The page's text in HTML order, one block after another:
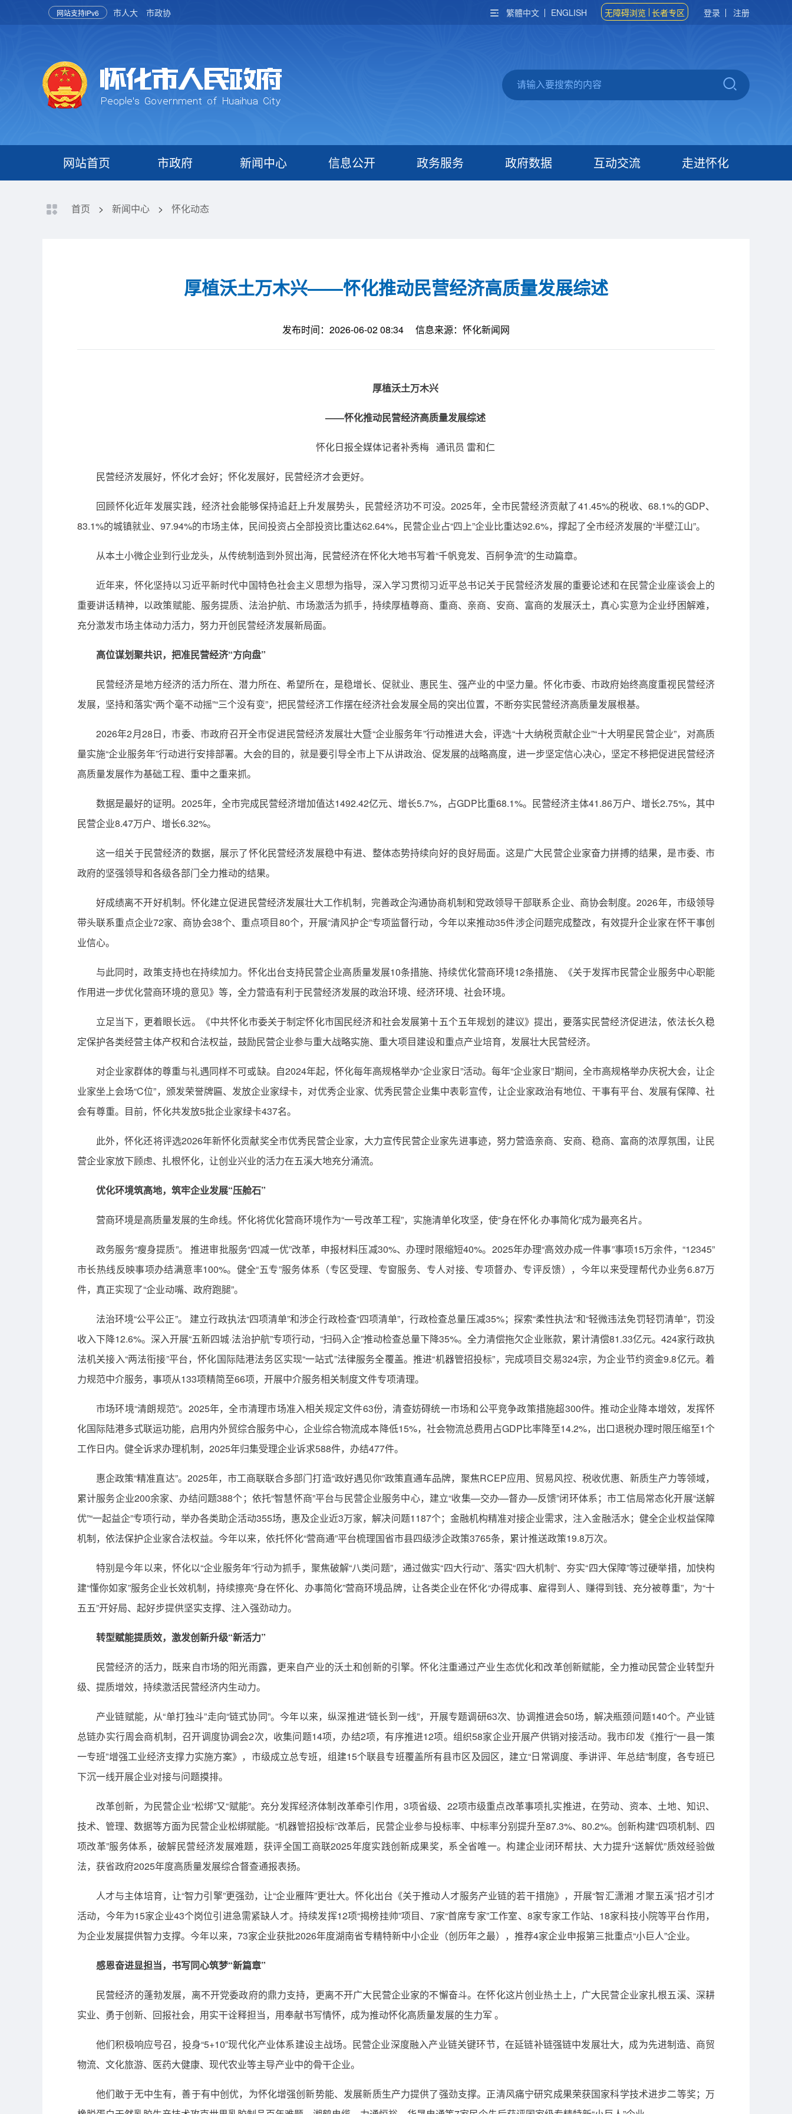
网站支持IPv6 市人大 市政协 繁體中文 ENGLISH 无障碍浏览 长者专区 登录 注册
网站首页 市政府 新闻中心 信息公开 政务服务 政府数据 互动交流 走进怀化
首页 > 新闻中心 > 怀化动态
厚植沃土万木兴——怀化推动民营经济高质量发展综述
发布时间：2026-06-02 08:34 信息来源：怀化新闻网
厚植沃土万木兴
——怀化推动民营经济高质量发展综述
怀化日报全媒体记者补秀梅 通讯员 雷和仁
民营经济发展好，怀化才会好；怀化发展好，民营经济才会更好。
回顾怀化近年发展实践，经济社会能够保持追赶上升发展势头，民营经济功不可没。2025年，全市民营经济贡献了41.45%的税收、68.1%的GDP、
83.1%的城镇就业、97.94%的市场主体，民间投资占全部投资比重达62.64%，民营企业占“四上”企业比重达92.6%，撑起了全市经济发展的“半壁江山”。
从本土小微企业到行业龙头，从传统制造到外贸出海，民营经济在怀化大地书写着“千帆竞发、百舸争流”的生动篇章。
近年来，怀化坚持以习近平新时代中国特色社会主义思想为指导，深入学习贯彻习近平总书记关于民营经济发展的重要论述和在民营企业座谈会上的
重要讲话精神，以政策赋能、服务提质、法治护航、市场激活为抓手，持续厚植尊商、重商、亲商、安商、富商的发展沃土，真心实意为企业纾困解难，
充分激发市场主体动力活力，努力开创民营经济发展新局面。
高位谋划聚共识，把准民营经济“方向盘”
民营经济是地方经济的活力所在、潜力所在、希望所在，是稳增长、促就业、惠民生、强产业的中坚力量。怀化市委、市政府始终高度重视民营经济
发展，坚持和落实“两个毫不动摇”“三个没有变”，把民营经济工作摆在经济社会发展全局的突出位置，不断夯实民营经济高质量发展根基。
2026年2月28日，市委、市政府召开全市促进民营经济发展壮大暨“企业服务年”行动推进大会，评选“十大纳税贡献企业”“十大明星民营企业”，对高质
量实施“企业服务年”行动进行安排部署。大会的目的，就是要引导全市上下从讲政治、促发展的战略高度，进一步坚定信心决心，坚定不移把促进民营经济
高质量发展作为基础工程、重中之重来抓。
数据是最好的证明。2025年，全市完成民营经济增加值达1492.42亿元、增长5.7%，占GDP比重68.1%。民营经济主体41.86万户、增长2.75%，其中
民营企业8.47万户、增长6.32%。
这一组关于民营经济的数据，展示了怀化民营经济发展稳中有进、整体态势持续向好的良好局面。这是广大民营企业家奋力拼搏的结果，是市委、市
政府的坚强领导和各级各部门全力推动的结果。
好成绩离不开好机制。怀化建立促进民营经济发展壮大工作机制，完善政企沟通协商机制和党政领导干部联系企业、商协会制度。2026年，市级领导
带头联系重点企业72家、商协会38个、重点项目80个，开展“清风护企”专项监督行动，今年以来推动35件涉企问题完成整改，有效提升企业家在怀干事创
业信心。
与此同时，政策支持也在持续加力。怀化出台支持民营企业高质量发展10条措施、持续优化营商环境12条措施、《关于发挥市民营企业服务中心职能
作用进一步优化营商环境的意见》等，全力营造有利于民营经济发展的政治环境、经济环境、社会环境。
立足当下，更着眼长远。《中共怀化市委关于制定怀化市国民经济和社会发展第十五个五年规划的建议》提出，要落实民营经济促进法，依法长久稳
定保护各类经营主体产权和合法权益，鼓励民营企业参与重大战略实施、重大项目建设和重点产业培育，发展壮大民营经济。
对企业家群体的尊重与礼遇同样不可或缺。自2024年起，怀化每年高规格举办“企业家日”活动。每年“企业家日”期间，全市高规格举办庆祝大会，让企
业家坐上会场“C位”，颁发荣誉牌匾、发放企业家绿卡，对优秀企业家、优秀民营企业集中表彰宣传，让企业家政治有地位、干事有平台、发展有保障、社
会有尊重。目前，怀化共发放5批企业家绿卡437名。
此外，怀化还将评选2026年新怀化贡献奖全市优秀民营企业家，大力宣传民营企业家先进事迹，努力营造亲商、安商、稳商、富商的浓厚氛围，让民
营企业家放下顾虑、扎根怀化，让创业兴业的活力在五溪大地充分涌流。
优化环境筑高地，筑牢企业发展“压舱石”
营商环境是高质量发展的生命线。怀化将优化营商环境作为“一号改革工程”，实施清单化攻坚，使“身在怀化·办事简化”成为最亮名片。
政务服务“瘦身提质”。 推进审批服务“四减一优”改革，申报材料压减30%、办理时限缩短40%。2025年办理“高效办成一件事”事项15万余件，“12345”
市长热线反映事项办结满意率100%。健全“五专”服务体系（专区受理、专窗服务、专人对接、专项督办、专评反馈），今年以来受理帮代办业务6.87万
件，真正实现了“企业动嘴、政府跑腿”。
法治环境“公平公正”。 建立行政执法“四项清单”和涉企行政检查“四项清单”，行政检查总量压减35%；探索“柔性执法”和“轻微违法免罚轻罚清单”，罚没
收入下降12.6%。深入开展“五新四城·法治护航”专项行动，“扫码入企”推动检查总量下降35%。全力清偿拖欠企业账款，累计清偿81.33亿元。424家行政执
法机关接入“两法衔接”平台，怀化国际陆港法务区实现“一站式”法律服务全覆盖。推进“机器管招投标”，完成项目交易324宗，为企业节约资金9.8亿元。着
力规范中介服务，事项从133项精简至66项，开展中介服务相关制度文件专项清理。
市场环境“清朗规范”。2025年，全市清理市场准入相关规定文件63份，清查妨碍统一市场和公平竞争政策措施超300件。推动企业降本增效，发挥怀
化国际陆港多式联运功能，启用内外贸综合服务中心，企业综合物流成本降低15%，社会物流总费用占GDP比率降至14.2%，出口退税办理时限压缩至1个
工作日内。健全诉求办理机制，2025年归集受理企业诉求588件，办结477件。
惠企政策“精准直达”。2025年，市工商联联合多部门打造“政好遇见你”政策直通车品牌，聚焦RCEP应用、贸易风控、税收优惠、新质生产力等领域，
累计服务企业200余家、办结问题388个；依托“智慧怀商”平台与民营企业服务中心，建立“收集—交办—督办—反馈”闭环体系；市工信局常态化开展“送解
优”“一起益企”专项行动，举办各类助企活动355场，惠及企业近3万家，解决问题1187个；金融机构精准对接企业需求，注入金融活水；健全企业权益保障
机制，依法保护企业家合法权益。今年以来，依托怀化“营商通”平台梳理国省市县四级涉企政策3765条，累计推送政策19.8万次。
特别是今年以来，怀化以“企业服务年”行动为抓手，聚焦破解“八类问题”，通过做实“四大行动”、落实“四大机制”、夯实“四大保障”等过硬举措，加快构
建“懂你如家”服务企业长效机制，持续擦亮“身在怀化、办事简化”营商环境品牌，让各类企业在怀化“办得成事、雇得到人、赚得到钱、充分被尊重”，为“十
五五”开好局、起好步提供坚实支撑、注入强劲动力。
转型赋能提质效，激发创新升级“新活力”
民营经济的活力，既来自市场的阳光雨露，更来自产业的沃土和创新的引擎。怀化注重通过产业生态优化和改革创新赋能，全力推动民营企业转型升
级、提质增效，持续激活民营经济内生动力。
产业链赋能，从“单打独斗”走向“链式协同”。今年以来，纵深推进“链长到一线”，开展专题调研63次、协调推进会50场，解决瓶颈问题140个。产业链
总链办实行周会商机制，召开调度协调会2次，收集问题14项，办结2项，有序推进12项。组织58家企业开展产供销对接活动。我市印发《推行“一县一策
一专班”增强工业经济支撑力实施方案》，市级成立总专班，组建15个联县专班覆盖所有县市区及园区，建立“日常调度、季讲评、年总结”制度，各专班已
下沉一线开展企业对接与问题摸排。
改革创新，为民营企业“松绑”又“赋能”。充分发挥经济体制改革牵引作用，3项省级、22项市级重点改革事项扎实推进，在劳动、资本、土地、知识、
技术、管理、数据等方面为民营企业松绑赋能。“机器管招投标”改革后，民营企业参与投标率、中标率分别提升至87.3%、80.2%。创新构建“四项机制、四
项改革”服务体系，破解民营经济发展难题，获评全国工商联2025年度实践创新成果奖，系全省唯一。构建企业闭环帮扶、大力提升“送解优”质效经验做
法，获省政府2025年度高质量发展综合督查通报表扬。
人才与主体培育，让“智力引擎”更强劲，让“企业雁阵”更壮大。怀化出台《关于推动人才服务产业链的若干措施》，开展“智汇潇湘 才聚五溪”招才引才
活动，今年为15家企业43个岗位引进急需紧缺人才。持续发挥12项“揭榜挂帅”项目、7家“首席专家”工作室、8家专家工作站、18家科技小院等平台作用，
为企业发展提供智力支撑。今年以来，73家企业获批2026年度湖南省专精特新中小企业（创历年之最），推荐4家企业申报第三批重点“小巨人”企业。
感恩奋进显担当，书写同心筑梦“新篇章”
民营经济的蓬勃发展，离不开党委政府的鼎力支持，更离不开广大民营企业家的不懈奋斗。在怀化这片创业热土上，广大民营企业家扎根五溪、深耕
实业、勇于创新、回报社会，用实干诠释担当，用奉献书写情怀，成为推动怀化高质量发展的生力军 。
他们积极响应号召，投身“5+10”现代化产业体系建设主战场。民营企业深度融入产业链关键环节，在延链补链强链中发展壮大，成为先进制造、商贸
物流、文化旅游、医药大健康、现代农业等主导产业中的骨干企业。
他们敢于无中生有，善于有中创优，为怀化增强创新势能、发展新质生产力提供了强劲支撑。正清风痛宁研究成果荣获国家科学技术进步二等奖；万